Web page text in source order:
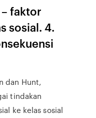
faktor
sosial. 4.
dan Hunt,
tindakan
ke kelas sosial